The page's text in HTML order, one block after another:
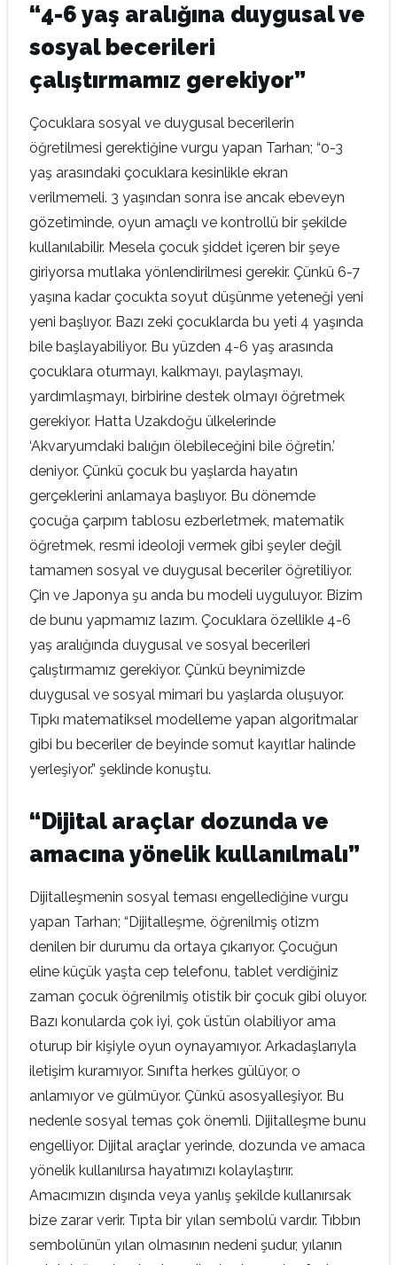
“4-6 yaş aralığına duygusal ve
sosyal becerileri
çalıştırmamız gerekiyor”
Çocuklara sosyal ve duygusal becerilerin
öğretilmesi gerektiğine vurgu yapan Tarhan; “0-3
yaş arasındaki çocuklara kesinlikle ekran
verilmemeli. 3 yaşından sonra ise ancak ebeveyn
gözetiminde, oyun amaçlı ve kontrollü bir şekilde
kullanılabilir. Mesela çocuk şiddet içeren bir şeye
giriyorsa mutlaka yönlendirilmesi gerekir. Çünkü 6-7
yaşına kadar çocukta soyut düşünme yeteneği yeni
yeni başlıyor. Bazı zeki çocuklarda bu yeti 4 yaşında
bile başlayabiliyor. Bu yüzden 4-6 yaş arasında
çocuklara oturmayı, kalkmayı, paylaşmayı,
yardımlaşmayı, birbirine destek olmayı öğretmek
gerekiyor. Hatta Uzakdoğu ülkelerinde
‘Akvaryumdaki balığın ölebileceğini bile öğretin.’
deniyor. Çünkü çocuk bu yaşlarda hayatın
gerçeklerini anlamaya başlıyor. Bu dönemde
çocuğa çarpım tablosu ezberletmek, matematik
öğretmek, resmi ideoloji vermek gibi şeyler değil
tamamen sosyal ve duygusal beceriler öğretiliyor.
Çin ve Japonya şu anda bu modeli uyguluyor. Bizim
de bunu yapmamız lazım. Çocuklara özellikle 4-6
yaş aralığında duygusal ve sosyal becerileri
çalıştırmamız gerekiyor. Çünkü beynimizde
duygusal ve sosyal mimari bu yaşlarda oluşuyor.
Tıpkı matematiksel modelleme yapan algoritmalar
gibi bu beceriler de beyinde somut kayıtlar halinde
yerleşiyor.” şeklinde konuştu.
“Dijital araçlar dozunda ve
amacına yönelik kullanılmalı”
Dijitalleşmenin sosyal teması engellediğine vurgu
yapan Tarhan; “Dijitalleşme, öğrenilmiş otizm
denilen bir durumu da ortaya çıkarıyor. Çocuğun
eline küçük yaşta cep telefonu, tablet verdiğiniz
zaman çocuk öğrenilmiş otistik bir çocuk gibi oluyor.
Bazı konularda çok iyi, çok üstün olabiliyor ama
oturup bir kişiyle oyun oynayamıyor. Arkadaşlarıyla
iletişim kuramıyor. Sınıfta herkes gülüyor, o
anlamıyor ve gülmüyor. Çünkü asosyalleşiyor. Bu
nedenle sosyal temas çok önemli. Dijitalleşme bunu
engelliyor. Dijital araçlar yerinde, dozunda ve amaca
yönelik kullanılırsa hayatımızı kolaylaştırır.
Amacımızın dışında veya yanlış şekilde kullanırsak
bize zarar verir. Tıpta bir yılan sembolü vardır. Tıbbın
sembolünün yılan olmasının nedeni şudur, yılanın